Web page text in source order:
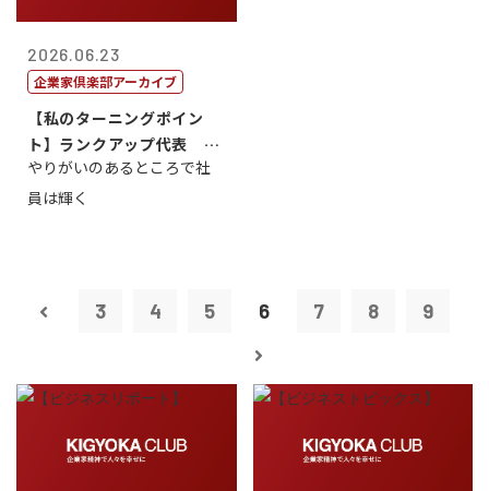
2026.06.23
企業家倶楽部アーカイブ
【私のターニングポイン
ト】ランクアップ代表 岩
崎裕美子
やりがいのあるところで社
員は輝く
3 4 5 6 7 8 9